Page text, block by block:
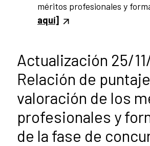
méritos profesionales y
aquí]
Actualización 25/
Relación de
valoración de los
profesionales y
de la fase de